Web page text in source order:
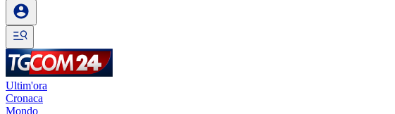
Ultim'ora
Cronaca
Mondo